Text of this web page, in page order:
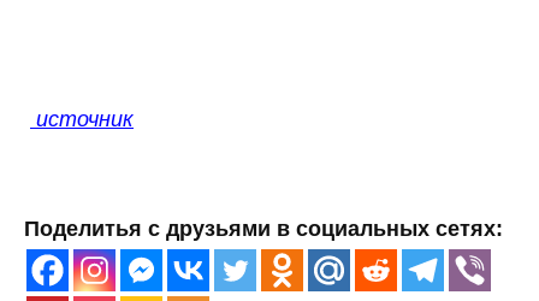
источник
Поделитья с друзьями в социальных сетях: